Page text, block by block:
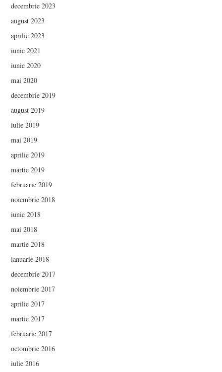
decembrie 2023
august 2023
aprilie 2023
iunie 2021
iunie 2020
mai 2020
decembrie 2019
august 2019
iulie 2019
mai 2019
aprilie 2019
martie 2019
februarie 2019
noiembrie 2018
iunie 2018
mai 2018
martie 2018
ianuarie 2018
decembrie 2017
noiembrie 2017
aprilie 2017
martie 2017
februarie 2017
octombrie 2016
iulie 2016